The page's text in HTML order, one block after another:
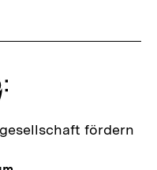
fördern